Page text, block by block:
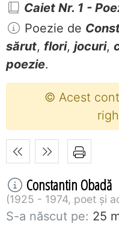
Caiet Nr. 1 -
Poezie de
sărut, flori, jocuri,
poezie.
© Acest
Constantin Obadă
1925 - 1974, poet și
S-a născut pe: 25